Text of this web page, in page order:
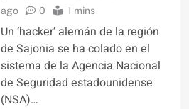
ago
0 1 mins
Un ‘hacker’ alemán de la región
de Sajonia se ha colado en el
sistema de la Agencia Nacional
de Seguridad estadounidense
(NSA)…